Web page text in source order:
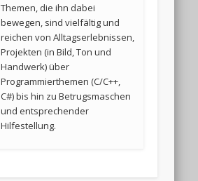
Themen, die ihn dabei
bewegen, sind vielfältig und
reichen von Alltagserlebnissen,
Projekten (in Bild, Ton und
Handwerk) über
Programmierthemen (C/C++,
C#) bis hin zu Betrugsmaschen
und entsprechender
Hilfestellung.